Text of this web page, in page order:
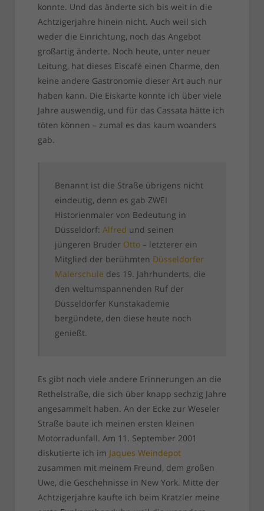
konnte. Und das änderte sich bis weit in die
Achtzigerjahre hinein nicht. Auch weil sich
weder die Einrichtung, noch das Angebot
großartig änderte. Noch heute, unter neuer
Leitung, hat dieses Eiscafé einen Charme, den
keine andere Gastronomie dieser Art auch nur
haben kann. Die Eiskarte konnte ich über viele
Jahre auswendig, und für das Cassata hätte ich
töten können – zumal es das kaum woanders
gab.
Benannt ist die Straße übrigens nicht
eindeutig, denn es gab ZWEI
Historienmaler von Bedeutung in
Düsseldorf: Alfred und seinen
jüngeren Bruder Otto– letzterer ein
Mitglied der berühmten Düsseldorfer
Malerschule des 19. Jahrhunderts, die
den weltumspannenden Ruf der
Düsseldorfer Kunstakademie
bergündete, den diese heute noch
genießt.
Es gibt noch viele andere Erinnerungen an die
Rethelstraße, die sich über knapp sechzig Jahre
angesammelt haben. An der Ecke zur Weseler
Straße baute ich meinen ersten kleinen
Motorradunfall. Am 11. September 2001
diskutierte ich im Jaques Weindepot
zusammen mit meinem Freund, dem großen
Uwe, die Geschehnisse in New York. Mitte der
Achtzigerjahre kaufte ich beim Kratzler meine